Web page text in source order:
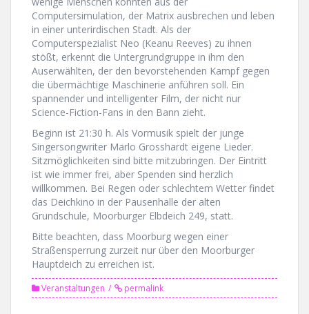
Computersimulation, der Matrix ausbrechen und leben
in einer unterirdischen Stadt. Als der
Computerspezialist Neo (Keanu Reeves) zu ihnen
stößt, erkennt die Untergrundgruppe in ihm den
Auserwählten, der den bevorstehenden Kampf gegen
die übermächtige Maschinerie anführen soll. Ein
spannender und intelligenter Film, der nicht nur
Science-Fiction-Fans in den Bann zieht.
Beginn ist 21:30 h. Als Vormusik spielt der junge
Singersongwriter Marlo Grosshardt eigene Lieder.
Sitzmöglichkeiten sind bitte mitzubringen. Der Eintritt
ist wie immer frei, aber Spenden sind herzlich
willkommen. Bei Regen oder schlechtem Wetter findet
das Deichkino in der Pausenhalle der alten
Grundschule, Moorburger Elbdeich 249, statt.
Bitte beachten, dass Moorburg wegen einer
Straßensperrung zurzeit nur über den Moorburger
Hauptdeich zu erreichen ist.
Veranstaltungen permalink